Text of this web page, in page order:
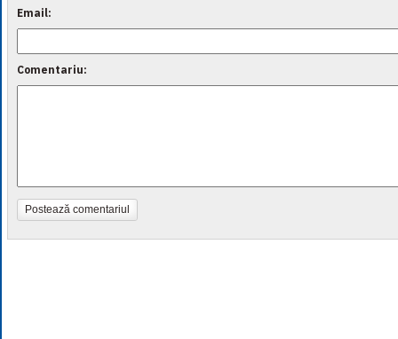
Email:
Comentariu:
Postează comentariul